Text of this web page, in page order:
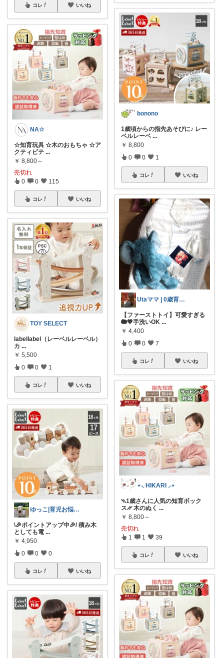
コレ いいね
NA☆
☆知育玩具 ☆木のおもちゃ ☆ア
クティビテ ...
￥ 8,800～
売切れ
0 0 115
コレ いいね
TOY SELECT
labellabel（レーベルレーベル）
カ ...
￥ 5,500
0 0 1
コレ いいね
ゆっこ|育児お悩み解決グッズ
\🎉ポイントアップ中🎉/ 積み木
としても電 ...
￥ 4,950
0 0 0
コレ いいね
bonono
1歳頃からの指先あそびに♪ レー
ベルレーベ ...
￥ 8,800
0 0 1
コレ いいね
Utaママ | 0歳育児の神アイテム
【ファーストトイ】可愛すぎる
🐘💖手洗いOK ...
￥ 4,400
0 0 7
コレ いいね
⋆⸜ HIKARI ⸝⋆
⳹1歳さんに人気の知育ボック
ス⳼ 木のぬく ...
￥ 8,800～
売切れ
1 1 39
コレ いいね